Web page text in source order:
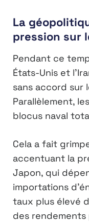
La
pression sur
Pendant ce
États-Unis et
sans accord sur
Parallèlement,
blocus naval
Cela a fait
accentuant la
Japon, qui
importations
taux plus élevé
des rendements